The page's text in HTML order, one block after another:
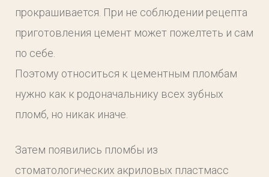
прокрашивается. При не соблюдении рецепта
приготовления цемент может пожелтеть и сам
по себе.
Поэтому относиться к цементным пломбам
нужно как к родоначальнику всех зубных
пломб, но никак иначе.
Затем появились пломбы из
стоматологических акриловых пластмасс